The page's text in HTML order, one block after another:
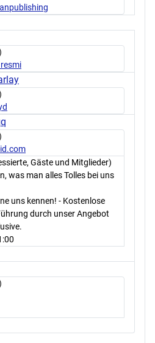
Gäste und Mitglieder)
was man alles Tolles bei uns
uns kennen! - Kostenlose
durch unser Angebot